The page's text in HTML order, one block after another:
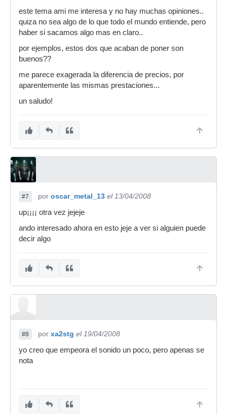
este tema ami me interesa y no hay muchas opiniones..
quiza no sea algo de lo que todo el mundo entiende, pero
haber si sacamos algo mas en claro..
por ejemplos, estos dos que acaban de poner son
buenos??
me parece exagerada la diferencia de precios, por
aparentemente las mismas prestaciones...
un saludo!
#7 por oscar_metal_13 el 13/04/2008
up¡¡¡¡ otra vez jejeje
ando interesado ahora en esto jeje a ver si alguien puede
decir algo
#8 por xa2stg el 19/04/2008
yo creo que empeora el sonido un poco, pero apenas se
nota